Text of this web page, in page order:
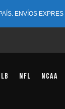
ENVÍOS
NFL NCAA